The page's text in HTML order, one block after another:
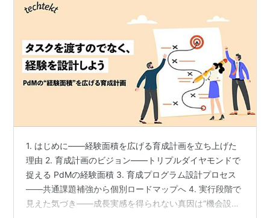
1. はじめに――経験面積を広げる育成計画を立ち上げた
理由 2. 育成計画のビジョン――トリプルダイヤモンドで
捉える PdMの経験面積 3. 育成プログラム設計プロセス
――共通課題補強から個別ロードマップへ 4. 実行段階で
見えた気づき――成長実感を得られない真因は“機会設